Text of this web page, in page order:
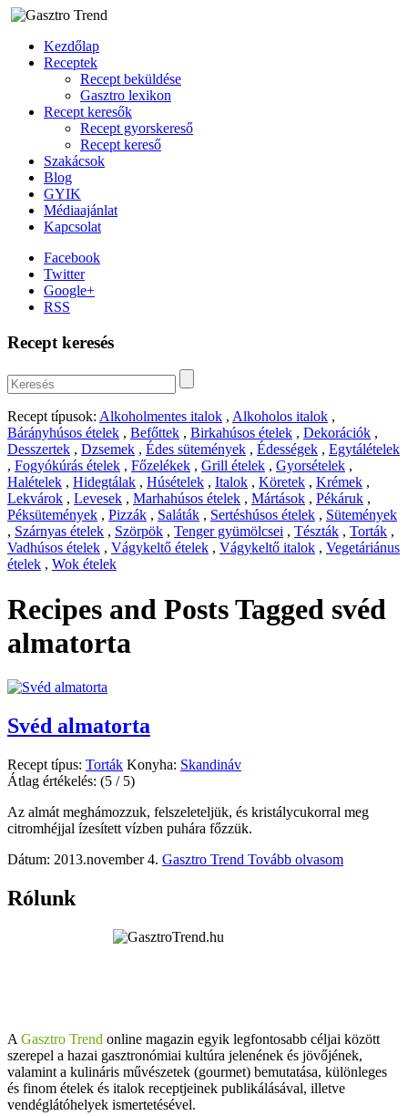
Kezdőlap
Receptek
Recept beküldése
Gasztro lexikon
Recept keresők
Recept gyorskereső
Recept kereső
Szakácsok
Blog
GYIK
Médiaajánlat
Kapcsolat
Facebook
Twitter
Google+
RSS
Recept keresés
Recept típusok: Alkoholmentes italok , Alkoholos italok ,
Bárányhúsos ételek , Befőttek , Birkahúsos ételek , Dekorációk ,
Desszertek , Dzsemek , Édes sütemények , Édességek , Egytálételek
, Fogyókúrás ételek , Főzelékek , Grill ételek , Gyorsételek ,
Halételek , Hidegtálak , Húsételek , Italok , Köretek , Krémek ,
Lekvárok , Levesek , Marhahúsos ételek , Mártások , Pékáruk ,
Péksütemények , Pizzák , Saláták , Sertéshúsos ételek , Sütemények
, Szárnyas ételek , Szörpök , Tenger gyümölcsei , Tészták , Torták ,
Vadhúsos ételek , Vágykeltő ételek , Vágykeltő italok , Vegetáriánus
ételek , Wok ételek
Recipes and Posts Tagged svéd
almatorta
Svéd almatorta
Recept típus: Torták Konyha: Skandináv
Átlag értékelés: (5 / 5)
Az almát meghámozzuk, felszeleteljük, és kristálycukorral meg
citromhéjjal ízesített vízben puhára főzzük.
Dátum: 2013.november 4. Gasztro Trend Tovább olvasom
Rólunk
A Gasztro Trend online magazin egyik legfontosabb céljai között
szerepel a hazai gasztronómiai kultúra jelenének és jövőjének,
valamint a kulináris művészetek (gourmet) bemutatása, különleges
és finom ételek és italok receptjeinek publikálásával, illetve
vendéglátóhelyek ismertetésével.